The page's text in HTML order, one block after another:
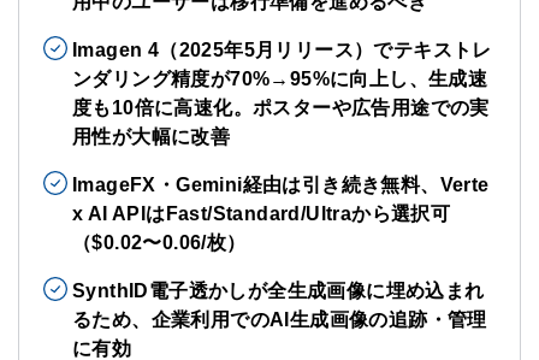
Imagen 4（2025年5月リリース）でテキストレ
ンダリング精度が70%→95%に向上し、生成速
度も10倍に高速化。ポスターや広告用途での実
用性が大幅に改善
ImageFX・Gemini経由は引き続き無料、Verte
x AI APIはFast/Standard/Ultraから選択可
（$0.02〜0.06/枚）
SynthID電子透かしが全生成画像に埋め込まれ
るため、企業利用でのAI生成画像の追跡・管理
に有効